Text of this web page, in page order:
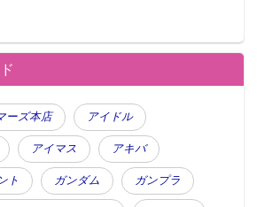
ーズ本店 アイドル
アイマス アキバ
ト ガンダム ガンプラ